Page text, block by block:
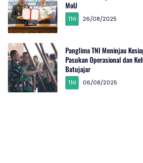
MoU
TNI 26/08/2025
Panglima TNI Meninjau
Pasukan Operasional dan
Batujajar
TNI 06/08/2025